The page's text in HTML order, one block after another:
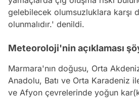
gelebilecek olumsuzluklara karşı
olunmalıdır.' denildi.
Meteoroloji'nin açıklaması
Marmara'nın doğusu, Orta
Anadolu, Batı ve Orta Karadeniz
ve Afyon çevrelerinde yoğun